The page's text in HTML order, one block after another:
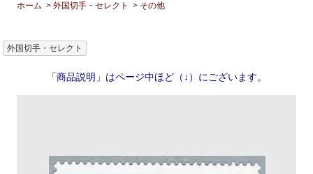
ホーム >外国切手・セレクト > その他
外国切手・セレクト
「商品説明」はページ中ほど（↓）にございます。